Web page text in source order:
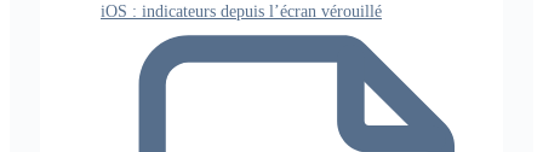
iOS : indicateurs depuis l’écran vérouillé